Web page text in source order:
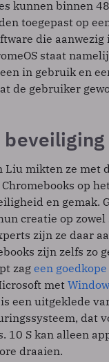
kunnen binnen
toegepast op
die aanwezig
staat
in gebruik en
de gebruiker
Liu mikten ze met
op
en gemak.
creatie op zowel
zijn ze daar
zijn zelfs zo
zag een
met
een uitgeklede
dat
10 S kan alleen
draaien.